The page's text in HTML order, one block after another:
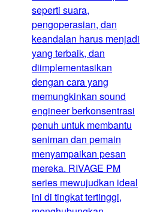
seperti suara,
pengoperasian, dan
keandalan harus menjadi
yang terbaik, dan
diimplementasikan
dengan cara yang
memungkinkan sound
engineer berkonsentrasi
penuh untuk membantu
seniman dan pemain
menyampaikan pesan
mereka. RIVAGE PM
series mewujudkan ideal
ini di tingkat tertinggi,